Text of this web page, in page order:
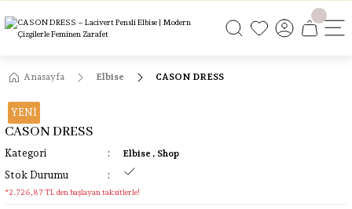
ÜCRETSİZ KARGO
Anasayfa Elbise CASON DRESS
YENİ
CASON DRESS
Kategori Elbise , Shop
Stok Durumu
*2.726,87 TL den başlayan taksitlerle!